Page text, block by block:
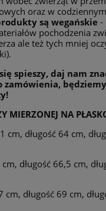
oraz w
są wegańskie-
pochodzenia
ale też tych mniej
spieszy, daj nam
zamówienia,
MIERZONEJ NA
cm, długość 64 cm,
długość 66,5 cm,
cm, długość 69 cm,